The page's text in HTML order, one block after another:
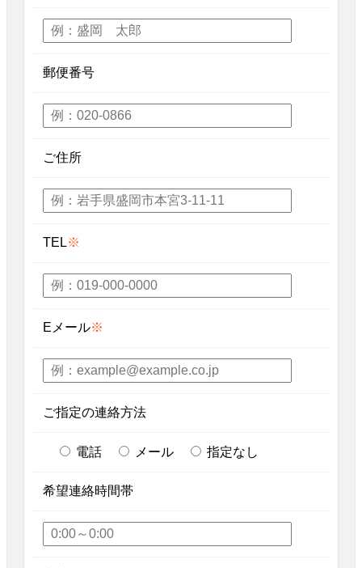
郵便番号
ご住所
TEL※
Eメール※
ご指定の連絡方法
電話 メール 指定なし
希望連絡時間帯